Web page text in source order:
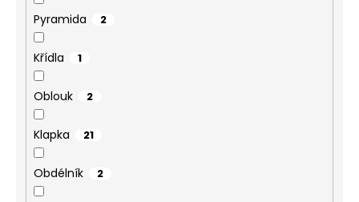
Pyramida 2
Křídla 1
Oblouk 2
Klapka 21
Obdélník 2